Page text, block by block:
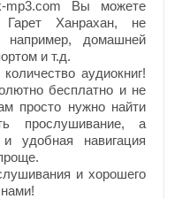
mp3.com Вы можете
Ханрахан, не
домашней
и т.д.
аудиокниг!
бесплатно и не
просто нужно найти
прослушивание, а
удобная навигация
и хорошего